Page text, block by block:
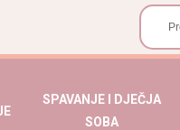
SPAVANJE I DJEČJA
SOBA